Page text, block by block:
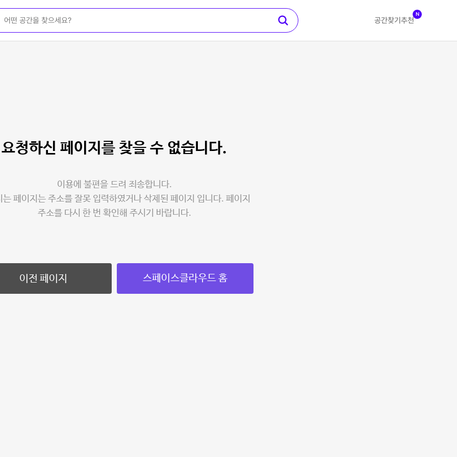
공간찾기 추천
N
요청하신 페이지를 찾을 수 없습니다.
이용에 불편을 드려 죄송합니다.
는 페이지는 주소를 잘못 입력하였거나 삭제된 페이지 입니다. 페이지
주소를 다시 한 번 확인해 주시기 바랍니다.
이전 페이지 스페이스클라우드 홈